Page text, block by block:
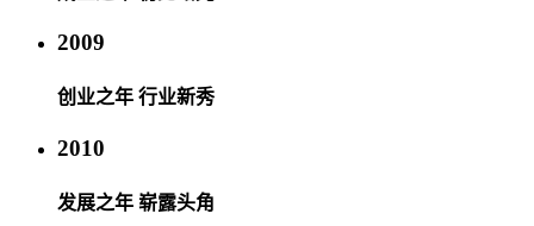
2009
创业之年 行业新秀
2010
发展之年 崭露头角